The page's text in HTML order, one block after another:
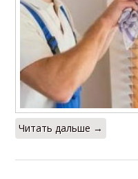
Читать дальше →